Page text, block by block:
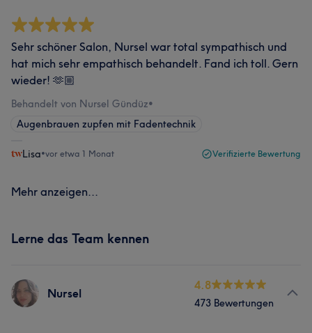
Sehr schöner Salon, Nursel war total sympathisch und
hat mich sehr empathisch behandelt. Fand ich toll. Gern
wieder! 🫶🏼
Behandelt von Nursel Gündüz•
Augenbrauen zupfen mit Fadentechnik
Lisa•vor etwa 1 Monat Verifizierte Bewertung
Mehr anzeigen...
Lerne das Team kennen
Nursel
4.8
473 Bewertungen